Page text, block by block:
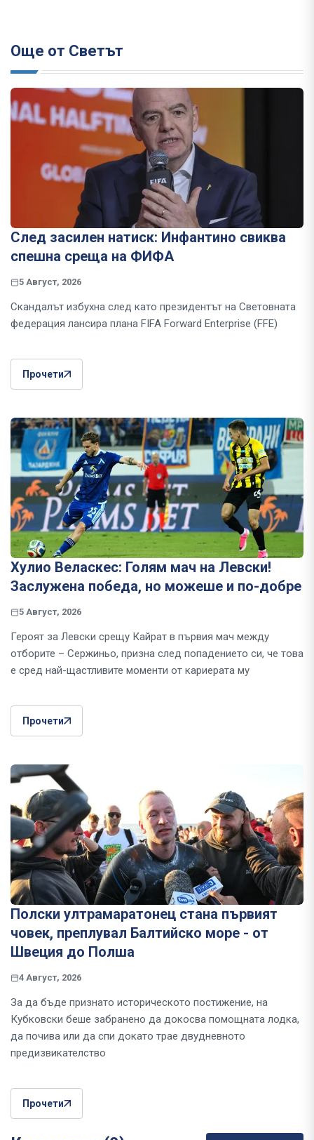
Още от Светът
След засилен натиск: Инфантино свиква
спешна среща на ФИФА
5 Август, 2026
Скандалът избухна след като президентът на Световната
федерация лансира плана FIFA Forward Enterprise (FFE)
Прочети
Хулио Веласкес: Голям мач на Левски!
Заслужена победа, но можеше и по-добре
5 Август, 2026
Героят за Левски срещу Кайрат в първия мач между
отборите – Сержиньо, призна след попадението си, че това
е сред най-щастливите моменти от кариерата му
Прочети
Полски ултрамаратонец стана първият
човек, преплувал Балтийско море - от
Швеция до Полша
4 Август, 2026
За да бъде признато историческото постижение, на
Кубковски беше забранено да докосва помощната лодка,
да почива или да спи докато трае двудневното
предизвикателство
Прочети